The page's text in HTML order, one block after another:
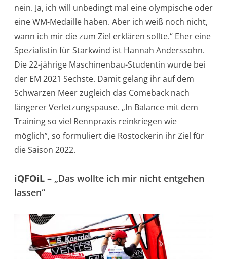
nein. Ja, ich will unbedingt mal eine olympische oder
eine WM-Medaille haben. Aber ich weiß noch nicht,
wann ich mir die zum Ziel erklären sollte.“ Eher eine
Spezialistin für Starkwind ist Hannah Anderssohn.
Die 22-jährige Maschinenbau-Studentin wurde bei
der EM 2021 Sechste. Damit gelang ihr auf dem
Schwarzen Meer zugleich das Comeback nach
längerer Verletzungspause. „In Balance mit dem
Training so viel Rennpraxis reinkriegen wie
möglich”, so formuliert die Rostockerin ihr Ziel für
die Saison 2022.
iQFOiL – „Das wollte ich mir nicht entgehen
lassen“